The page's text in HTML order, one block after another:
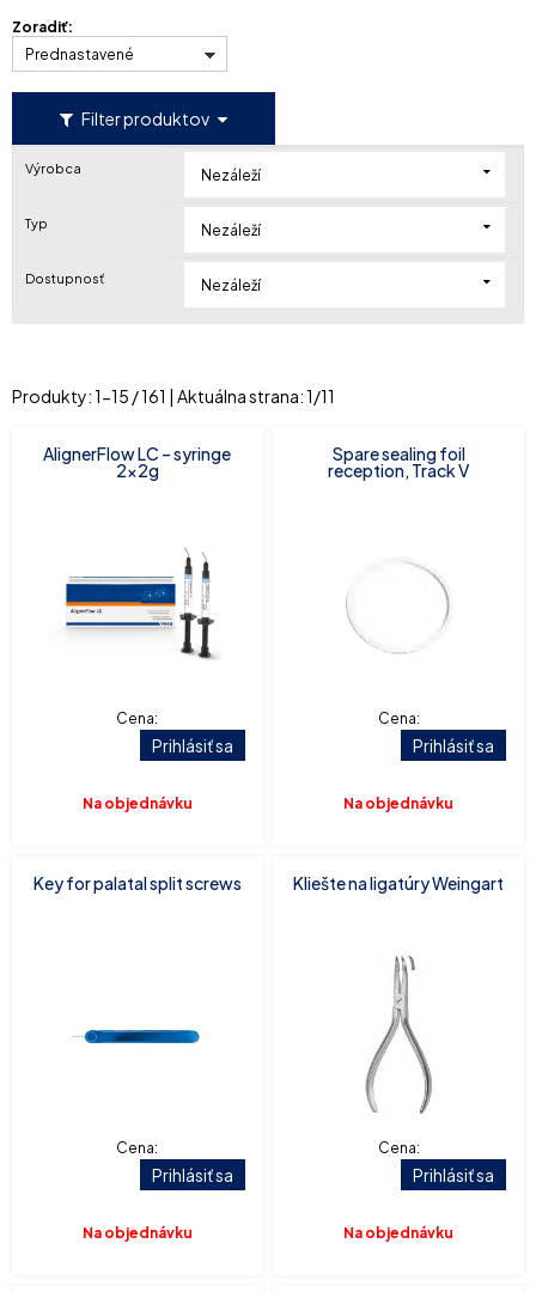
Filter produktov
Zoradiť:
Prednastavené
Výrobca Nezáleží
Typ Nezáleží
Dostupnosť Nezáleží
Produkty:1-15 /161 | Aktuálna strana:1/11
AlignerFlow LC – syringe
2x2g
Cena:
Prihlásiť sa
Na objednávku
Spare sealing foil
reception, Track V
Cena:
Prihlásiť sa
Na objednávku
Key for palatal split screws
Cena:
Prihlásiť sa
Na objednávku
Kliešte na ligatúry Weingart
Cena:
Prihlásiť sa
Na objednávku